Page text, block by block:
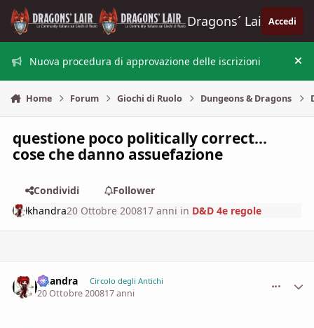
Vai al contenuto
Dragons´ Lair Accedi
Nuova procedura di approvazione delle iscrizioni
Home Forum Giochi di Ruolo Dungeons & Dragons
questione poco politically correct...
cose che danno assuefazione
Condividi
Follower
khandra20 Ottobre 200817 anni in D&D 4e regole
khandra Circolo degli Antichi
20 Ottobre 200817 anni